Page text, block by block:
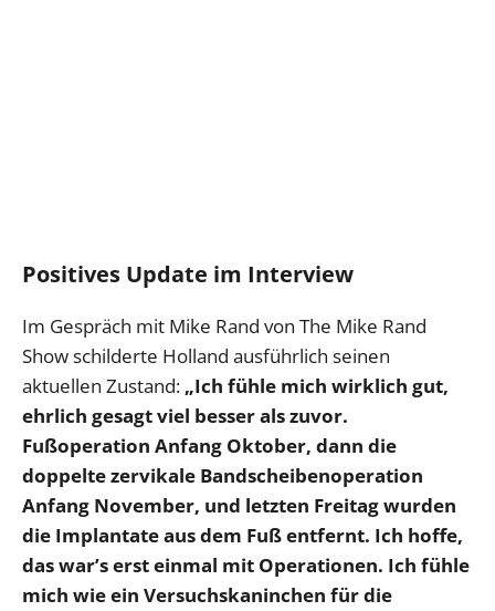
Positives Update im Interview
Im Gespräch mit Mike Rand von The Mike Rand
Show schilderte Holland ausführlich seinen
aktuellen Zustand: „Ich fühle mich wirklich gut,
ehrlich gesagt viel besser als zuvor.
Fußoperation Anfang Oktober, dann die
doppelte zervikale Bandscheibenoperation
Anfang November, und letzten Freitag wurden
die Implantate aus dem Fuß entfernt. Ich hoffe,
das war’s erst einmal mit Operationen. Ich fühle
mich wie ein Versuchskaninchen für die